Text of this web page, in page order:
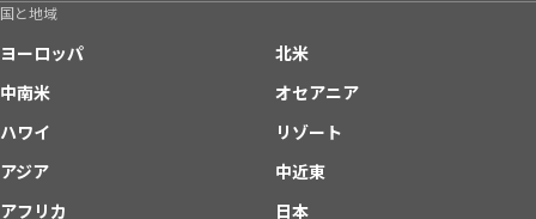
国と地域
ヨーロッパ
北米
中南米
オセアニア
ハワイ
リゾート
アジア
中近東
アフリカ
日本